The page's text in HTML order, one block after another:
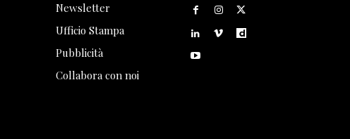
Newsletter
Ufficio Stampa
Pubblicità
Collabora con noi